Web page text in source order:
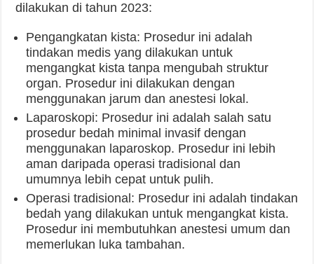
dilakukan di tahun 2023:
Pengangkatan kista: Prosedur ini adalah
tindakan medis yang dilakukan untuk
mengangkat kista tanpa mengubah struktur
organ. Prosedur ini dilakukan dengan
menggunakan jarum dan anestesi lokal.
Laparoskopi: Prosedur ini adalah salah satu
prosedur bedah minimal invasif dengan
menggunakan laparoskop. Prosedur ini lebih
aman daripada operasi tradisional dan
umumnya lebih cepat untuk pulih.
Operasi tradisional: Prosedur ini adalah tindakan
bedah yang dilakukan untuk mengangkat kista.
Prosedur ini membutuhkan anestesi umum dan
memerlukan luka tambahan.